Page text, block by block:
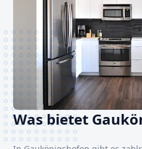
Was bietet